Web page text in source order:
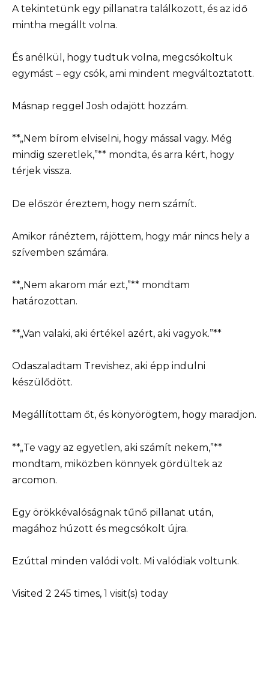
A tekintetünk egy pillanatra találkozott, és az idő
mintha megállt volna.
És anélkül, hogy tudtuk volna, megcsókoltuk
egymást – egy csók, ami mindent megváltoztatott.
Másnap reggel Josh odajött hozzám.
**„Nem bírom elviselni, hogy mással vagy. Még
mindig szeretlek,”** mondta, és arra kért, hogy
térjek vissza.
De először éreztem, hogy nem számít.
Amikor ránéztem, rájöttem, hogy már nincs hely a
szívemben számára.
**„Nem akarom már ezt,”** mondtam
határozottan.
**„Van valaki, aki értékel azért, aki vagyok.”**
Odaszaladtam Trevishez, aki épp indulni
készülődött.
Megállítottam őt, és könyörögtem, hogy maradjon.
**„Te vagy az egyetlen, aki számít nekem,”**
mondtam, miközben könnyek gördültek az
arcomon.
Egy örökkévalóságnak tűnő pillanat után,
magához húzott és megcsókolt újra.
Ezúttal minden valódi volt. Mi valódiak voltunk.
Visited 2 245 times, 1 visit(s) today